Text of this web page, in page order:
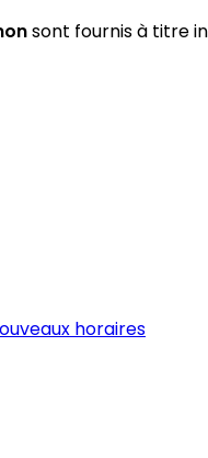
sont fournis à titre
horaires